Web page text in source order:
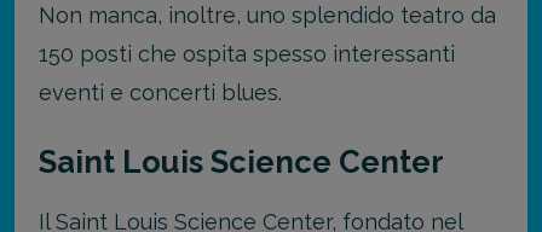
Non manca, inoltre, uno splendido teatro da
150 posti che ospita spesso interessanti
eventi e concerti blues.
Saint Louis Science Center
Il Saint Louis Science Center, fondato nel